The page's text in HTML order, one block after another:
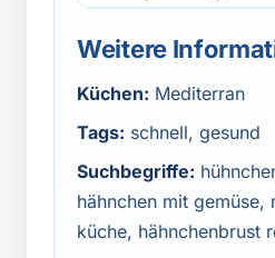
Weitere
Küchen: Mediterran
Tags: schnell, gesund
Suchbegriffe:
hähnchen mit gemüse,
küche, hähnchenbrust